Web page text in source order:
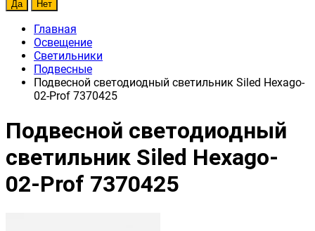
Главная
Освещение
Светильники
Подвесные
Подвесной светодиодный светильник Siled Hexago-
02-Prof 7370425
Подвесной светодиодный
светильник Siled Hexago-
02-Prof 7370425